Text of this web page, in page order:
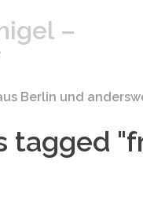
–
Berlin und
tagged